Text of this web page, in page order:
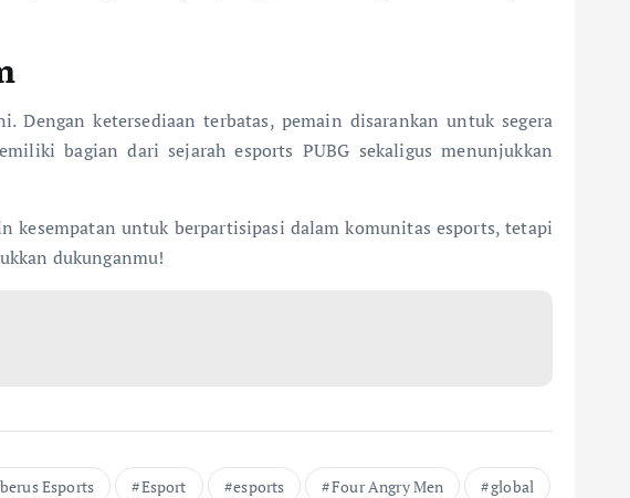
Dengan ketersediaan terbatas, pemain disarankan untuk segera
bagian dari sejarah esports PUBG sekaligus menunjukkan
kesempatan untuk berpartisipasi dalam komunitas esports, tetapi
dukunganmu!
Esports Esport esports Four Angry Men
global